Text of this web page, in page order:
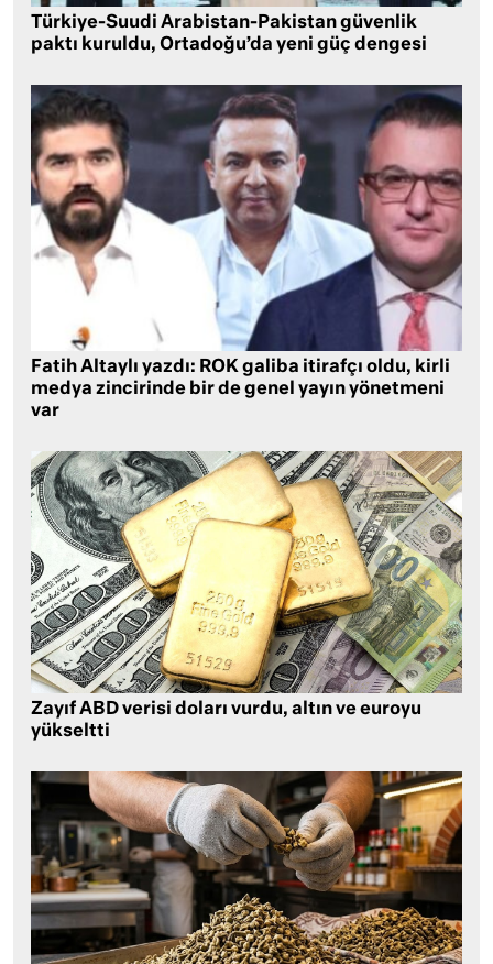
Türkiye-Suudi Arabistan-Pakistan güvenlik
paktı kuruldu, Ortadoğu’da yeni güç dengesi
Fatih Altaylı yazdı: ROK galiba itirafçı oldu, kirli
medya zincirinde bir de genel yayın yönetmeni
var
Zayıf ABD verisi doları vurdu, altın ve euroyu
yükseltti